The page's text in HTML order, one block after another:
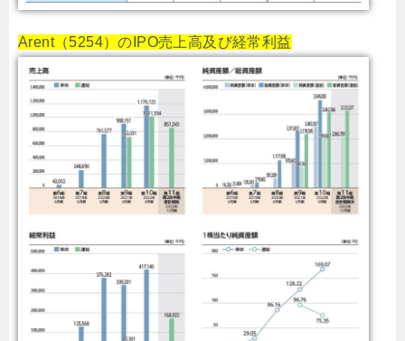
Arent（5254）のIPO売上高及び経常利益